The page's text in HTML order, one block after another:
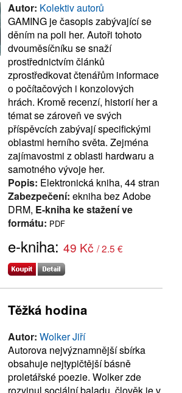
Autor: Kolektiv autorů
GAMING je časopis zabývající se
děním na poli her. Autoři tohoto
dvouměsíčníku se snaží
prostřednictvím článků
zprostředkovat čtenářům informace
o počítačových i konzolových
hrách. Kromě recenzí, historií her a
témat se zároveň ve svých
příspěvcích zabývají specifickými
oblastmi herního světa. Zejména
zajímavostmi z oblasti hardwaru a
samotného vývoje her.
Popis: Elektronická kniha, 44 stran
Zabezpečení: ekniha bez Adobe
DRM, E-kniha ke stažení ve
formátu: PDF
e-kniha: 49 Kč / 2.5 €
Těžká hodina
Autor: Wolker Jiří
Autorova nejvýznamnější sbírka
obsahuje nejtypičtější básně
proletářské poezie. Wolker zde